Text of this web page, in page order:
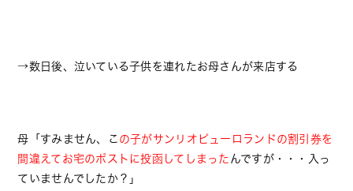
→数日後、泣いている子供を連れたお母さんが来店する
母「すみません、こ の子がサンリオピューロランドの割引券を
間違え てお宅のポストに投函してしまった んですが・・・入っ
ていませんでしたか？」